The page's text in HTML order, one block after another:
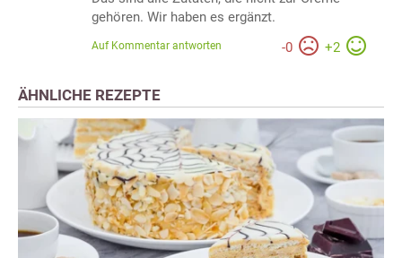
gehören. Wir haben es ergänzt.
-0 +2
Auf Kommentar antworten
ÄHNLICHE REZEPTE